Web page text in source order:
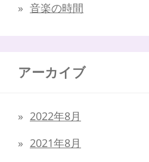
音楽の時間
アーカイブ
2022年8月
2021年8月